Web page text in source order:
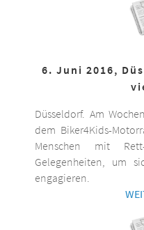
6. Juni 2016,
Düsseldorf. Am
dem Biker4Kids-
Menschen mit
Gelegenheiten, um
engagieren.